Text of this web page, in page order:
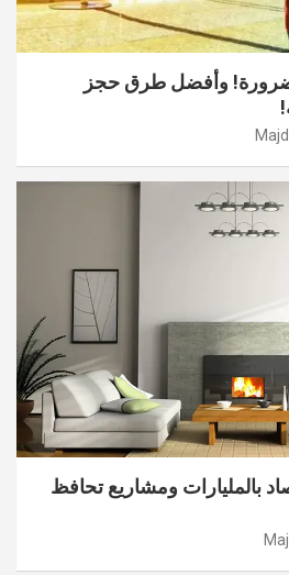
وأفضل طرق حجز
بالمليارات ومشاريع تحافظ